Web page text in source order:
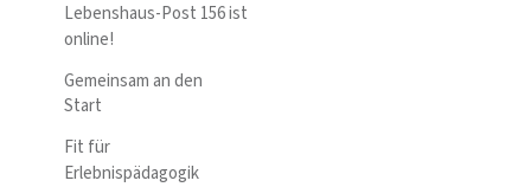
Lebenshaus-Post 156 ist
online!
Gemeinsam an den
Start
Fit für
Erlebnispädagogik